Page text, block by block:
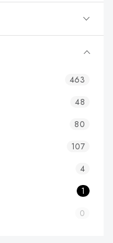
463
48
80
107
4
1
0